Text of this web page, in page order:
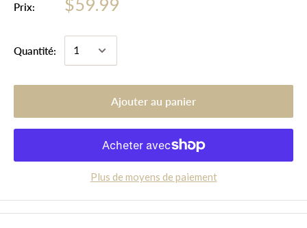
Prix:
Quantité:
Ajouter au panier
Plus de moyens de paiement